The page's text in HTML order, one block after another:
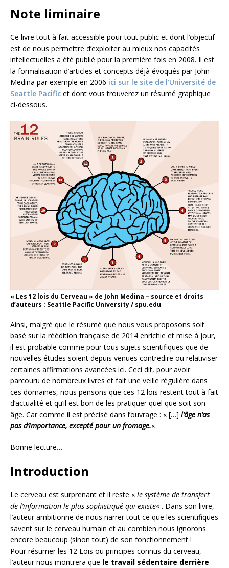
Note liminaire
Ce livre tout à fait accessible pour tout public et dont l’objectif
est de nous permettre d’exploiter au mieux nos capacités
intellectuelles a été publié pour la première fois en 2008. Il est
la formalisation d’articles et concepts déjà évoqués par John
Medina par exemple en 2006 ici sur le site de l’Université de
Seattle Pacific et dont vous trouverez un résumé graphique
ci-dessous.
« Les 12 lois du Cerveau » de John Medina – source et droits
d’auteurs : Seattle Pacific University / spu.edu
Ainsi, malgré que le résumé que nous vous proposons soit
basé sur la réédition française de 2014 enrichie et mise à jour,
il est probable comme pour tous sujets scientifiques que de
nouvelles études soient depuis venues contredire ou relativiser
certaines affirmations avancées ici. Ceci dit, pour avoir
parcouru de nombreux livres et fait une veille régulière dans
ces domaines, nous pensons que ces 12 lois restent tout à fait
d’actualité et qu’il est bon de les pratiquer quel que soit son
âge. Car comme il est précisé dans l’ouvrage : « […] l’âge n’as
pas d’importance, excepté pour un fromage.«
Bonne lecture…
Introduction
Le cerveau est surprenant et il reste « le système de transfert
de l’information le plus sophistiqué qui existe« . Dans son livre,
l’auteur ambitionne de nous narrer tout ce que les scientifiques
savent sur le cerveau humain et au combien nous ignorons
encore beaucoup (sinon tout) de son fonctionnement !
Pour résumer les 12 Lois ou principes connus du cerveau,
l’auteur nous montrera que le travail sédentaire derrière